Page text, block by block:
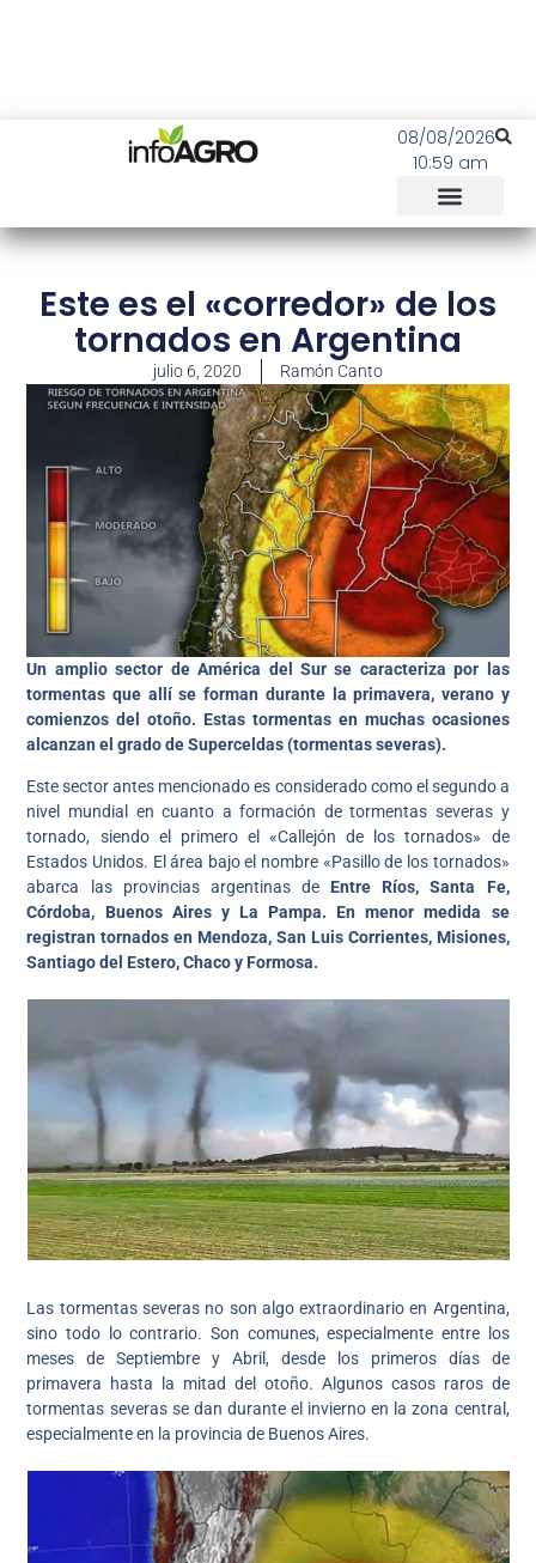
08/08/2026
10:59 am
Este es el «corredor» de los
tornados en Argentina
julio 6, 2020 Ramón Canto
Un amplio sector de América del Sur se caracteriza por las
tormentas que allí se forman durante la primavera, verano y
comienzos del otoño. Estas tormentas en muchas ocasiones
alcanzan el grado de Superceldas (tormentas severas).
Este sector antes mencionado es considerado como el segundo a
nivel mundial en cuanto a formación de tormentas severas y
tornado, siendo el primero el «Callejón de los tornados» de
Estados Unidos. El área bajo el nombre «Pasillo de los tornados»
abarca las provincias argentinas de Entre Ríos, Santa Fe,
Córdoba, Buenos Aires y La Pampa. En menor medida se
registran tornados en Mendoza, San Luis Corrientes, Misiones,
Santiago del Estero, Chaco y Formosa.
Las tormentas severas no son algo extraordinario en Argentina,
sino todo lo contrario. Son comunes, especialmente entre los
meses de Septiembre y Abril, desde los primeros días de
primavera hasta la mitad del otoño. Algunos casos raros de
tormentas severas se dan durante el invierno en la zona central,
especialmente en la provincia de Buenos Aires.